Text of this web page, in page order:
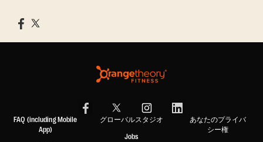
FAQ (including Mobile
App)
グローバルスタジオ
Jobs
あなたのプライバ
シー権